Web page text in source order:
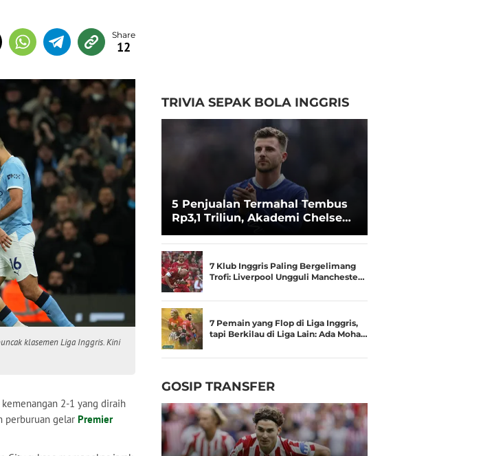
12
klasemen Liga Inggris. Kini
2-1 yang diraih
perburuan gelar Premier
TRIVIA SEPAK BOLA INGGRIS
5 Penjualan Termahal Tembus
Rp3,1 Triliun, Akademi Chelsea
7 Klub Inggris Paling Bergelimang
Trofi: Liverpool Ungguli Mancheste…
7 Pemain yang Flop di Liga Inggris,
tapi Berkilau di Liga Lain: Ada Moha…
GOSIP TRANSFER